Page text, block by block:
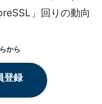
」回りの動向
から
登録